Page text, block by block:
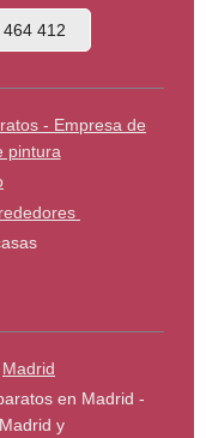
412
- Empresa de
pintura
Madrid
en Madrid -
y